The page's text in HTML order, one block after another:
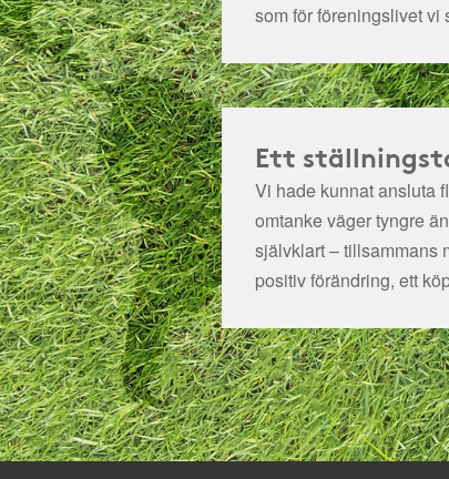
som för föreningslivet vi
Ett
Vi hade kunnat ansluta
omtanke väger tyngre
självklart – tillsammans
positiv förändring, ett